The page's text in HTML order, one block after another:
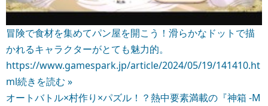
冒険で食材を集めてパン屋を開こう！滑らかなドットで描
かれるキャラクターがとても魅力的。
https://www.gamespark.jp/article/2024/05/19/141410.ht
ml続きを読む »
オートバトル×村作り×パズル！？熱中要素満載の『神箱 -M